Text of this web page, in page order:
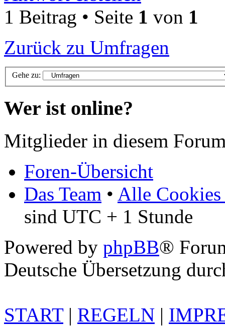
1 Beitrag • Seite 1 von 1
Zurück zu Umfragen
Gehe zu:
Wer ist online?
Mitglieder in diesem
Foren-Übersicht
Das Team • Alle Cookies
sind UTC + 1 Stunde
Powered by phpBB®
Deutsche Übersetzung
START| REGELN |